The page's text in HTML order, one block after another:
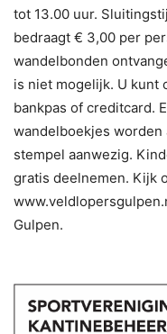
tot 13.00 uur.
bedraagt € 3,00 per
wandelbonden
is niet mogelijk. U kunt
bankpas of creditcard.
wandelboekjes worden
stempel aanwezig.
gratis deelnemen. Kijk
Gulpen.